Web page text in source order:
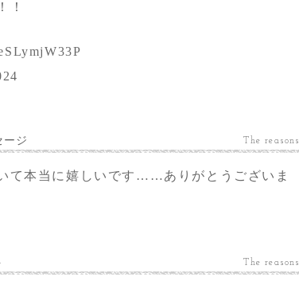
！
ジ The reasons
て本当に嬉しいです……ありがとうございま
The reasons